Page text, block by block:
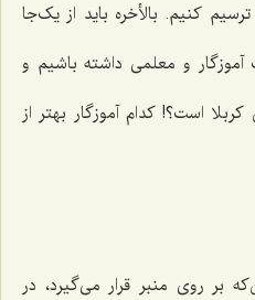
کنیم. بالأخره باید از یک‌جا
آموزگار و معلمی داشته باشیم و
است؟! کدام آموزگار بهتر از
بر روی منبر قرار می‌گیرد، در